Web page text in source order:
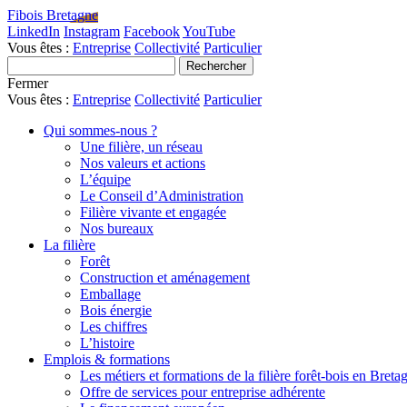
Fibois Bretagne
LinkedIn Instagram FacebookYouTube
Vous êtes : Entreprise Collectivité Particulier
Fermer
Vous êtes : Entreprise Collectivité Particulier
Qui sommes-nous ?
Une filière, un réseau
Nos valeurs et actions
L’équipe
Le Conseil d’Administration
Filière vivante et engagée
Nos bureaux
La filière
Forêt
Construction et aménagement
Emballage
Bois énergie
Les chiffres
L’histoire
Emplois & formations
Les métiers et formations de la filière forêt-bois en
Offre de services pour entreprise adhérente